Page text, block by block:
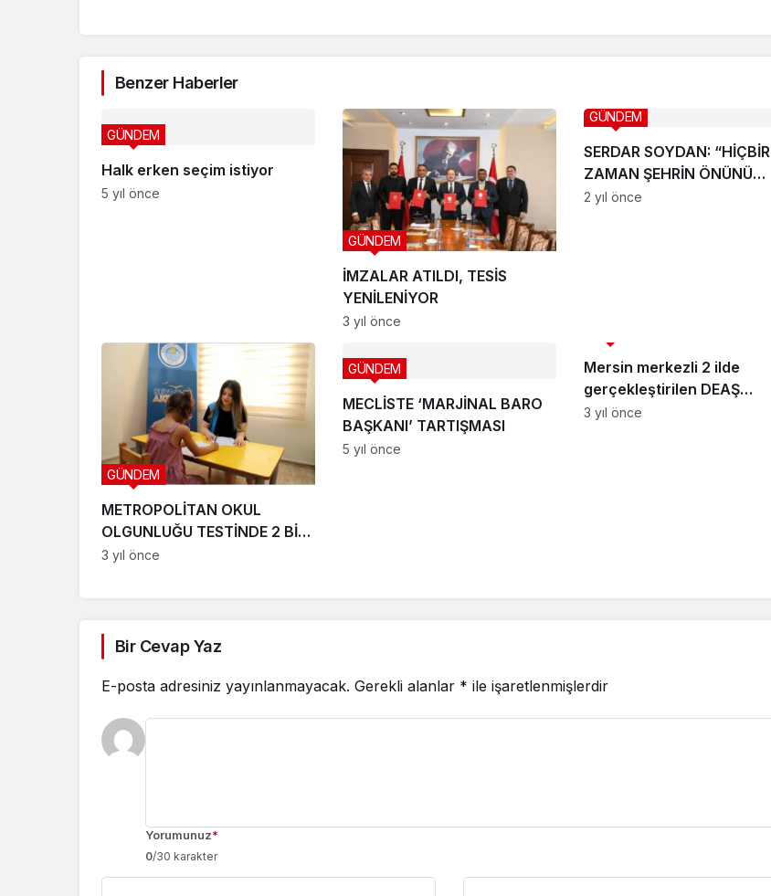
Benzer Haberler
Halk erken seçim istiyor
GÜNDEM
5 yıl önce
İMZALAR ATILDI, TESİS
YENİLENİYOR
GÜNDEM
3 yıl önce
SERDAR SOYDAN: “HİÇBİR
ZAMAN ŞEHRİN ÖNÜNÜ
TIKAMADIK”
GÜNDEM
2 yıl önce
METROPOLİTAN OKUL
OLGUNLUĞU TESTİNDE 2 BİN
ÇOCUK VE EBEVEYNE
GÜNDEM
3 yıl önce
MECLİSTE ‘MARJİNAL BARO
BAŞKANI’ TARTIŞMASI
GÜNDEM
5 yıl önce
Mersin merkezli 2 ilde
gerçekleştirilen DEAŞ
operasyonuna 7 tutuklama
3 yıl önce
Bir Cevap Yaz
E-posta adresiniz yayınlanmayacak. Gerekli alanlar * ile işaretlenmişlerdir
Yorumunuz*
0/30 karakter